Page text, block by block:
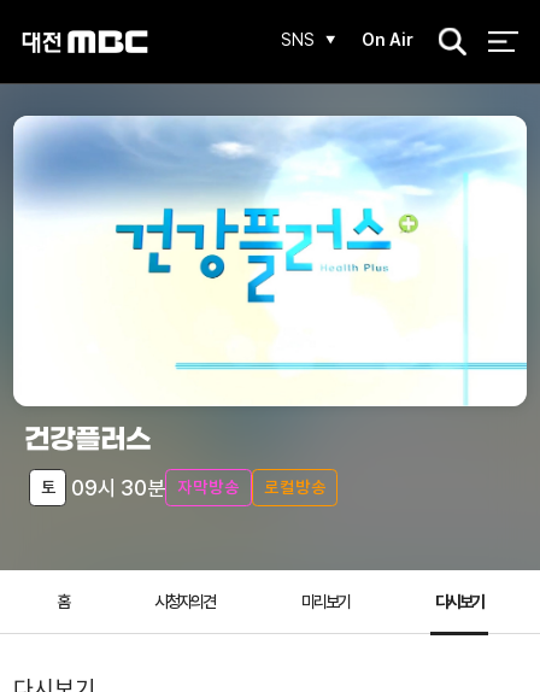
SNS On Air
검
건강플러스
토 09시 30분 자막방송 로컬방송
홈 시청자의견 미리보기 다시보기